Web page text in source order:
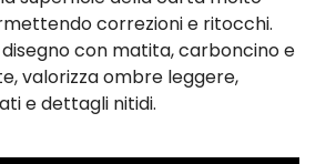
correzioni e ritocchi.
con matita, carboncino e
valorizza ombre leggere,
e dettagli nitidi.